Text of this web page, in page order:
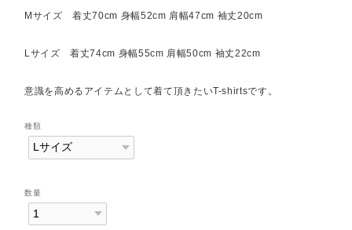
Mサイズ 着丈70cm 身幅52cm 肩幅47cm 袖丈20cm
Lサイズ 着丈74cm 身幅55cm 肩幅50cm 袖丈22cm
意識を高めるアイテムとして着て頂きたいT-shirtsです。
種類
数量